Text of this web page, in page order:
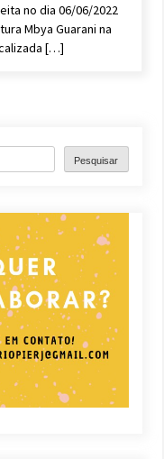
no dia 06/06/2022
Mbya Guarani na
[…]
Pesquisar